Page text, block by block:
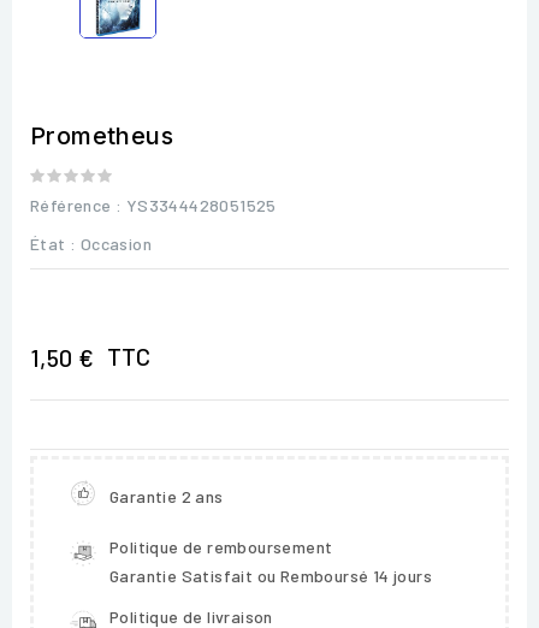
Prometheus
Référence : YS3344428051525
État : Occasion
1,50 € TTC
Garantie 2 ans
Politique de remboursement
Garantie Satisfait ou Remboursé 14 jours
Politique de livraison